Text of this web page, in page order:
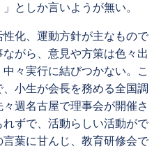
としか言いようが無い。
化、運動方針が主なもので
がら、意見や方策は色々出
々実行に結びつかない。こ
小生が会長を務める全国調
週名古屋で理事会が開催さ
ずで、活動らしい活動がで
葉に甘んじ、教育研修会で